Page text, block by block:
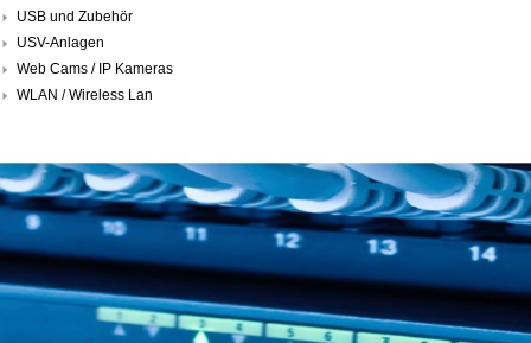
USB und Zubehör
USV-Anlagen
Web Cams / IP Kameras
WLAN / Wireless Lan